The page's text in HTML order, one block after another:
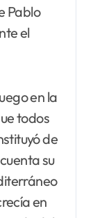
Pablo
el
en la
todos
de
su
en